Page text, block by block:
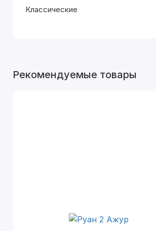
Классические
Рекомендуемые товары